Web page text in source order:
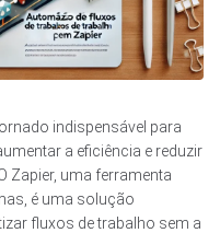
indispensável para
a eficiência e reduzir
Zapier, uma ferramenta
é uma solução
fluxos de trabalho sem a